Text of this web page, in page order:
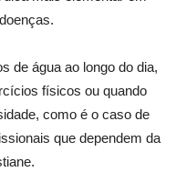
de água ao longo do dia,
físicos ou quando
como é o caso de
que dependem da